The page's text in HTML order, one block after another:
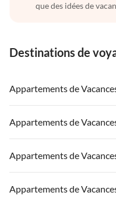
que des idées de
Destinations de
Appartements de
Appartements de Vacances à
Appartements de Vacances à
Appartements de Vacances à
Appartements de
Appartements de Vacances à
Appartements de Vacances à
Appartements de Vacances à
Appartements de
Appartements de Vacances à
Appartements de